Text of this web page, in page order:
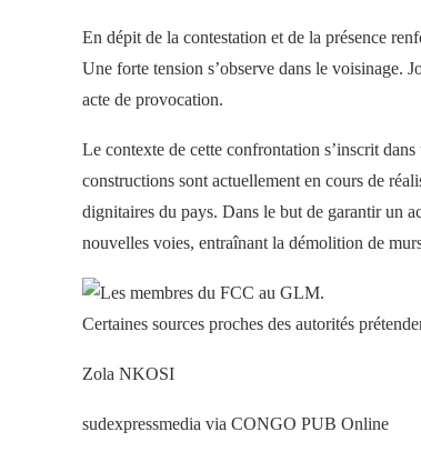
En dépit de la contestation et de la présence
Une forte tension s’observe dans le voisinage.
acte de provocation.
Le contexte de cette confrontation s’inscrit
constructions sont actuellement en cours de
dignitaires du pays. Dans le but de garantir un
nouvelles voies, entraînant la démolition de
Certaines sources proches des autorités
Zola NKOSI
sudexpressmedia via CONGO PUB Online